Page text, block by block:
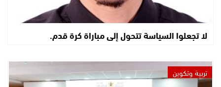
لا تجعلوا السياسة تتحول إلى مباراة كرة قدم.
تربية وتكوين